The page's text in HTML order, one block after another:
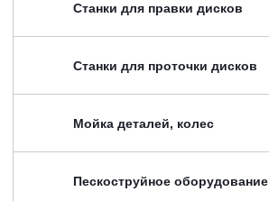
Станки для правки дисков
Станки для проточки дисков
Мойка деталей, колес
Пескоструйное оборудование